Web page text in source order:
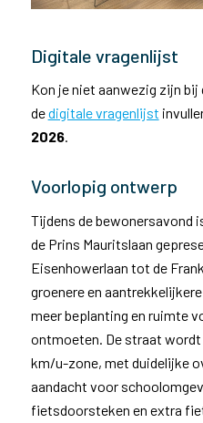
Digitale vragenlijst
Kon je niet aanwezig zijn
dedigitale vragenlijst
2026.
Voorlopig ontwerp
Tijdens de bewonersavond
de Prins Mauritslaan
Eisenhowerlaan tot de
groenere en
meer beplanting en ruimte
ontmoeten. De straat
km/u-zone, met duidelijke
aandacht voor
fietsdoorsteken en extra